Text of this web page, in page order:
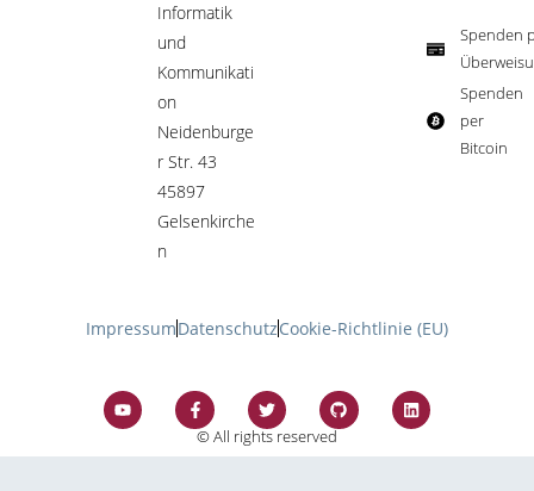
Informatik
und
Kommunikati
on
Neidenburge
r Str. 43
45897
Gelsenkirche
n
Spenden
Spenden
per
Bitcoin​
ImpressumDatenschutzCookie-Richtlinie (EU)
© All rights reserved